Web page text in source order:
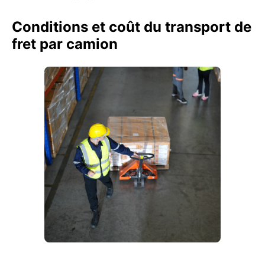
Conditions et coût du transport de
fret par camion